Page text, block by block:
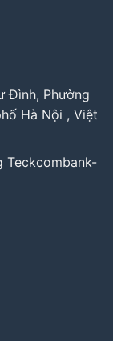
Đình, Phường
Hà Nội , Việt
Teckcombank-